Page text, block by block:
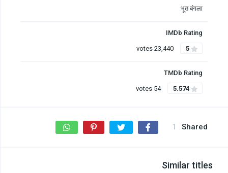
भूत बंगला
IMDb Rating
5
TMDb Rating
5.574
54 votes
Shared
1
Similar titles